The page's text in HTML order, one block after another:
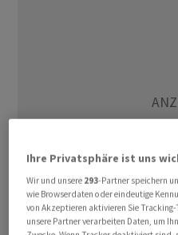
Ihre Privatsphäre ist uns
Wir und unsere 293-Partner speichern
wie Browserdaten oder eindeutige
von Akzeptieren aktivieren Sie
unsere Partner verarbeiten Daten, um